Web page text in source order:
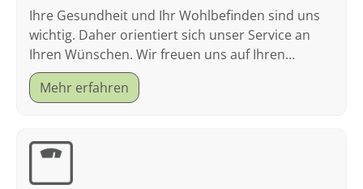
Ihre Gesundheit und Ihr Wohlbefinden sind uns
wichtig. Daher orientiert sich unser Service an
Ihren Wünschen. Wir freuen uns auf Ihren
Besuch.
Mehr erfahren